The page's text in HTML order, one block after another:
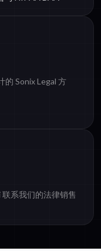
的 Sonix Legal 方
联系我们的法律销售